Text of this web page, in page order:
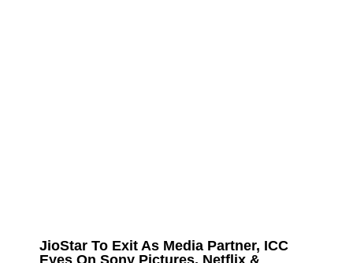
JioStar To Exit As Media Partner, ICC
Eyes On Sony Pictures, Netflix &